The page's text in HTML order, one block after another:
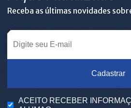
Receba as últimas novidades
Cadastrar
ACEITO RECEBER